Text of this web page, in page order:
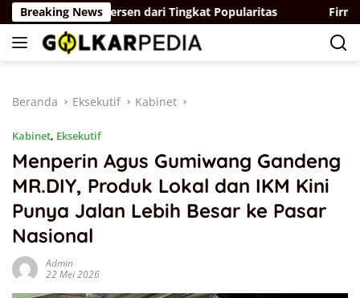
Langsung
ke
konten
Breaking News
97,6 Persen dari Tingkat Popularitas Firman
Beranda Eksekutif Kabinet
Kabinet, Eksekutif
Menperin Agus Gumiwang Gandeng
MR.DIY, Produk Lokal dan IKM Kini
Punya Jalan Lebih Besar ke Pasar
Nasional
Admin
22 Mei 2026